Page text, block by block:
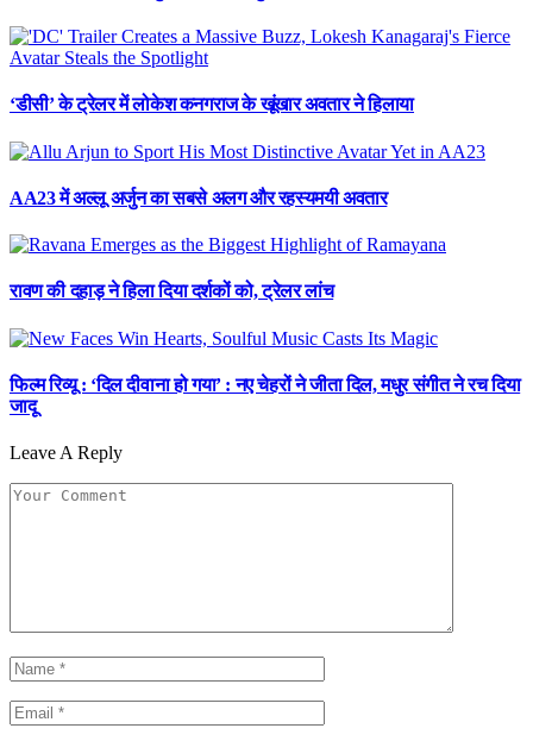
‘डीसी’ के ट्रेलर में लोकेश कनगराज के खूंखार अवतार ने हिलाया
AA23 में अल्लू अर्जुन का सबसे अलग और रहस्यमयी अवतार
रावण की दहाड़ ने हिला दिया दर्शकों को, ट्रेलर लांच
फिल्म रिव्यू : ‘दिल दीवाना हो गया’ : नए चेहरों ने जीता दिल, मधुर संगीत ने रच दिया
जादू
Leave A Reply